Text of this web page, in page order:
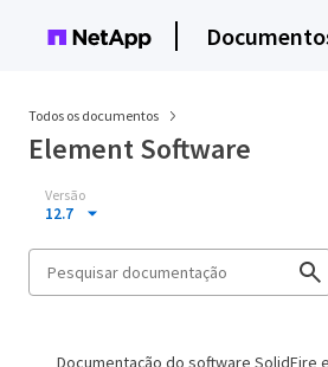
Todos os documentos
Element Software
Versão
12.7
Documentação do software SolidFire e